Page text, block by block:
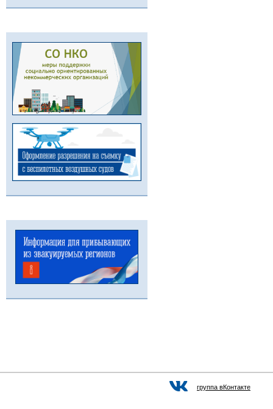
группа вКонтакте